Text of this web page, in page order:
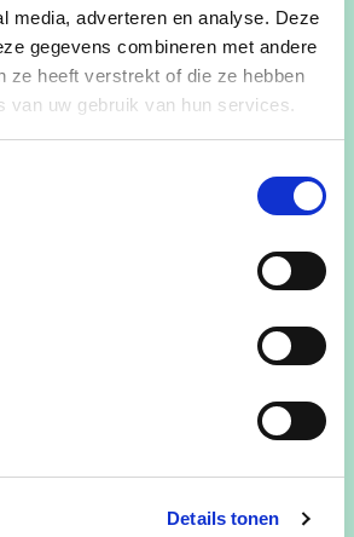
media, adverteren en analyse. Deze
gegevens combineren met andere
ze heeft verstrekt of die ze hebben
van uw gebruik van hun services.
Details tonen
en Ivan.
comité (OCMW), lid politieraad
met Durf
actief lid van FERM, Markant,
plus, Fedos.
Gordijnen Bécassine sedert
naaister
in groep bij verschillende
o.a. bij WTC De Gouden Leeuw
helpen en samen laten
gemeente waar iedereen het
te wonen en te werken, waar